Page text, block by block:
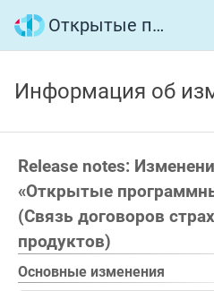
Открытые программные интерфейсы
Информация об
Release notes:
«Открытые
(Связь договоров
продуктов)
Основные изменения